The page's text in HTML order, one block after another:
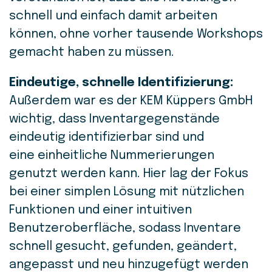
schnell und einfach damit arbeiten
können, ohne vorher tausende Workshops
gemacht haben zu müssen.
Eindeutige, schnelle Identifizierung:
Außerdem war es der KEM Küppers GmbH
wichtig, dass Inventargegenstände
eindeutig identifizierbar sind und
eine einheitliche Nummerierungen
genutzt werden kann. Hier lag der Fokus
bei einer simplen Lösung mit nützlichen
Funktionen und einer intuitiven
Benutzeroberfläche, sodass Inventare
schnell gesucht, gefunden, geändert,
angepasst und neu hinzugefügt werden